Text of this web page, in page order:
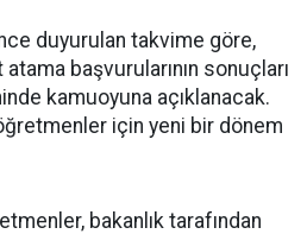
duyurulan takvime göre,
başvurularının sonuçları
kamuoyuna açıklanacak.
için yeni bir dönem
bakanlık tarafından